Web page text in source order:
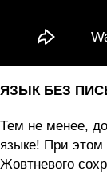
ЯЗЫК БЕЗ
Тем не менее,
языке! При этом
Жовтневого